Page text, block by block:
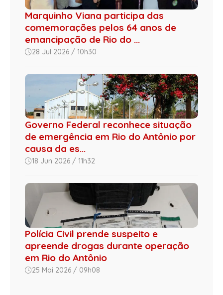
Marquinho Viana participa das
comemorações pelos 64 anos de
emancipação de Rio do ...
28 Jul 2026 / 10h30
Governo Federal reconhece situação
de emergência em Rio do Antônio por
causa da es...
18 Jun 2026 / 11h32
Polícia Civil prende suspeito e
apreende drogas durante operação
em Rio do Antônio
25 Mai 2026 / 09h08